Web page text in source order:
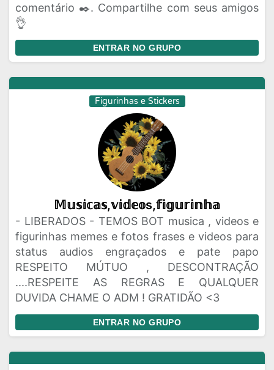
comentário ✒️. Compartilhe com seus amigos
👌
ENTRAR NO GRUPO
Figurinhas e Stickers
𝕄𝕦𝕤𝕚𝕔𝕒𝕤,𝕧𝕚𝕕𝕖𝕠s,𝕗𝕚𝕘𝕦𝕣𝕚𝕟𝕙𝕒
- LIBERADOS - TEMOS BOT musica , videos e
figurinhas memes e fotos frases e videos para
status audios engraçados e pate papo
RESPEITO MÚTUO , DESCONTRAÇÃO
....RESPEITE AS REGRAS E QUALQUER
DUVIDA CHAME O ADM ! GRATIDÃO <3
ENTRAR NO GRUPO